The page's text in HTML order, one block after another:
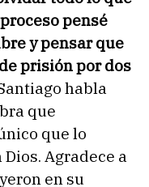
pensé
y pensar que
prisión por dos
habla
que
que lo
Agradece a
en su